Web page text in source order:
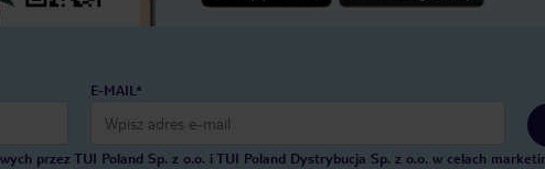
E-MAIL*
przez TUI Poland Sp. z o.o. i TUI Poland Dystrybucja Sp. z o.o. w celach